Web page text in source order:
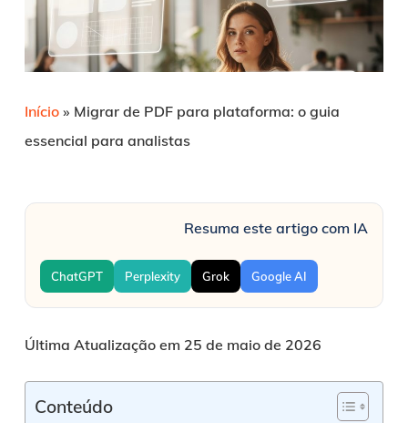
Início» Migrar de PDF para plataforma: o guia
essencial para analistas
Resuma este artigo com IA
ChatGPT Perplexity Grok Google AI
Última Atualização em 25 de maio de 2026
Conteúdo